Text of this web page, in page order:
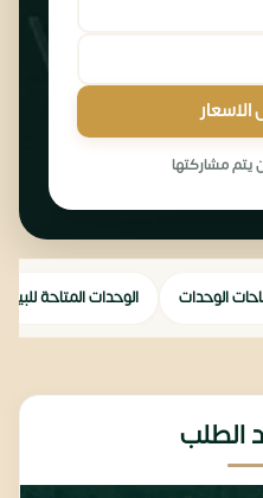
يتم مشاركتها
الوحدات الوحدات المتاحة للبيع
الطلب